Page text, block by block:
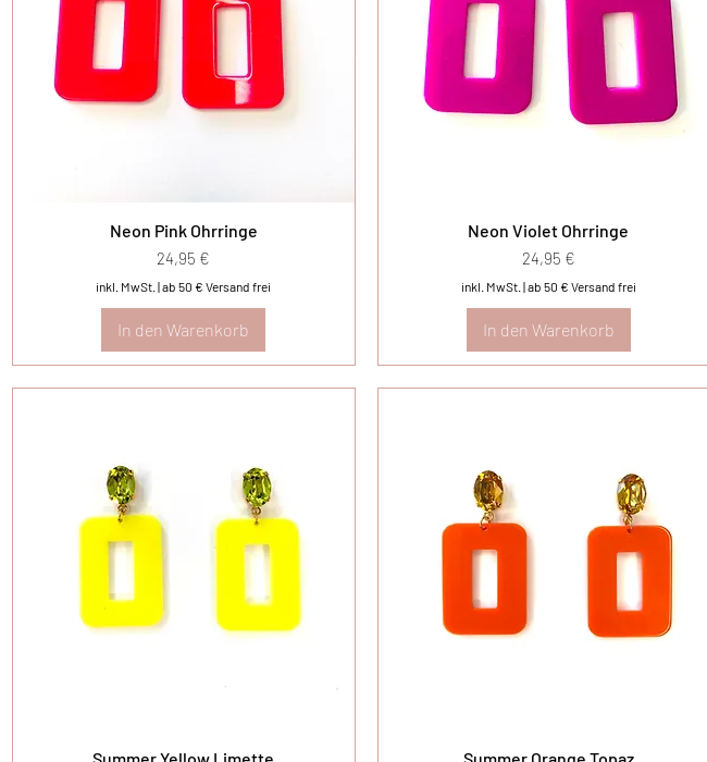
Neon Pink Ohrringe
Preis
24,95 €
inkl. MwSt. |ab 50 € Versand frei
In den Warenkorb
Neon Violet Ohrringe
Preis
24,95 €
inkl. MwSt. |ab 50 € Versand frei
In den Warenkorb